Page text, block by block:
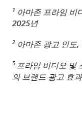
1 아마존 프라임 비
2025년
2 아마존 광고 인도
3 프라임 비디오 및
의 브랜드 광고 효